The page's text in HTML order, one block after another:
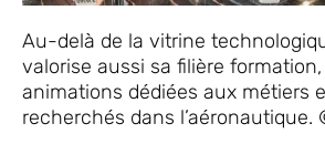
Au-delà de la vitrine
valorise aussi sa filière
animations dédiées aux métiers
recherchés dans